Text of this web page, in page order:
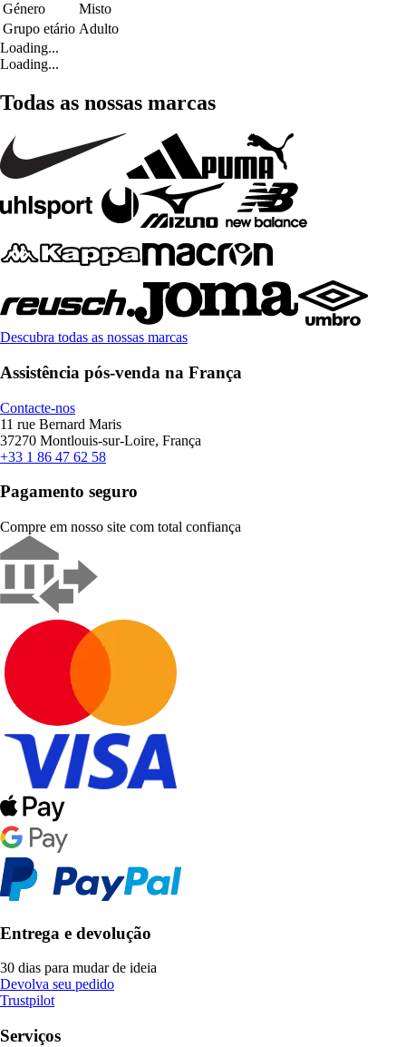
Género
Misto
Grupo etário Adulto
Loading...
Loading...
Todas as nossas marcas
Descubra todas as nossas marcas
Assistência pós-venda na França
Contacte-nos
11 rue Bernard Maris
37270 Montlouis-sur-Loire, França
+33 1 86 47 62 58
Pagamento seguro
Compre em nosso site com total confiança
Entrega e devolução
30 dias para mudar de ideia
Devolva seu pedido
Trustpilot
Serviços